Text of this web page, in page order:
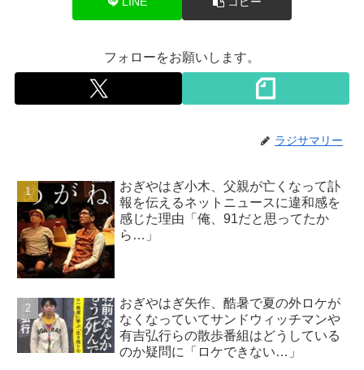
フォローをお願いします。
ラジサマリー
おぎやはぎ小木、父親が亡くなって訃
報を伝えるネットニュースに違和感を
感じた理由「俺、91だと思ってたか
ら…」
おぎやはぎ矢作、酷暑で夏の外ロケが
なくなっていてサンドウィッチマンや
有吉弘行らの散歩番組はどうしている
のか疑問に「ロケできない…」